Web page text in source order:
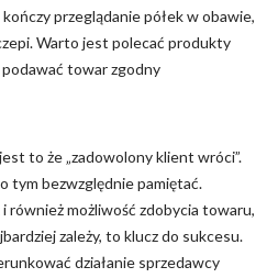
przeglądanie półek w obawie,
Warto jest polecać produkty
towar zgodny
to że „zadowolony klient wróci”.
tym bezwzględnie pamiętać.
również możliwość zdobycia towaru,
zależy, to klucz do sukcesu.
działanie sprzedawcy